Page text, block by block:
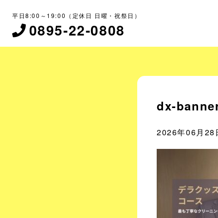
平日8:00～19:00（定休日 日曜・祝祭日）
0895-22-0808
dx-
2026年06月28